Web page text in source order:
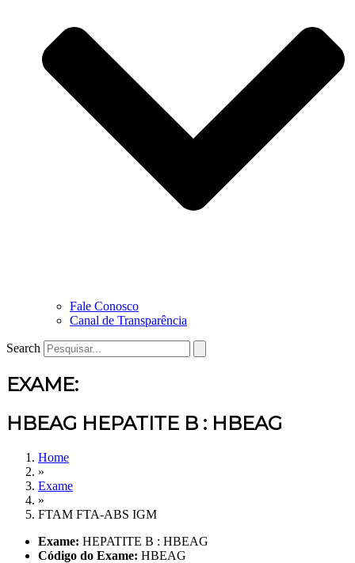
Fale Conosco
Canal de Transparência
Search
EXAME:
HBEAG HEPATITE B : HBEAG
Home
»
Exame
»
FTAM FTA-ABS IGM
Exame: HEPATITE B : HBEAG
Código do Exame: HBEAG